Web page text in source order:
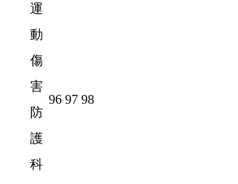
運
動
傷
害
防
護
科
96 97 98